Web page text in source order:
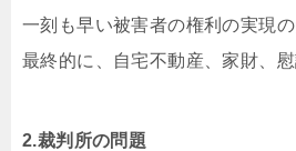
一刻も早い被害者の権利の実現の
最終的に、自宅不動産、家財、慰
2.裁判所の問題